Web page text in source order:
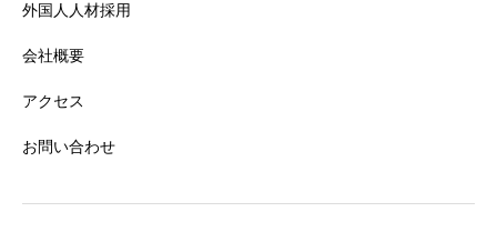
外国人人材採用
会社概要
アクセス
お問い合わせ